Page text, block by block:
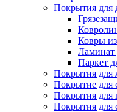
Покрытия для
Ковры
Ламинат
Паркет
Покрытия для
Покрытие для
Покрытия для
Покрытия для